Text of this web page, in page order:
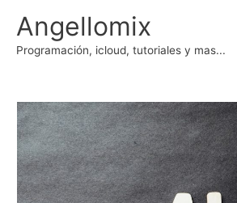
contenido
Angellomix
Programación, icloud, tutoriales y mas...